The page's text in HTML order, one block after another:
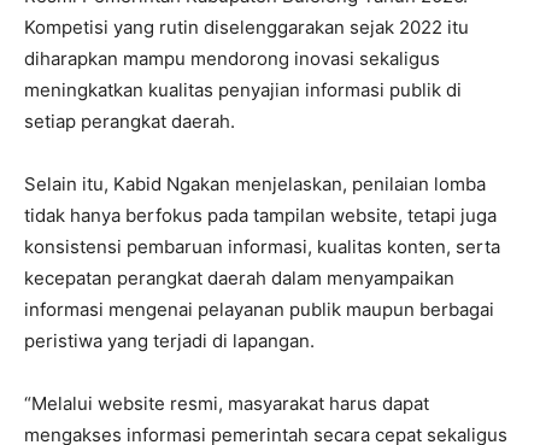
Kompetisi yang rutin diselenggarakan sejak 2022 itu
diharapkan mampu mendorong inovasi sekaligus
meningkatkan kualitas penyajian informasi publik di
setiap perangkat daerah.
Selain itu, Kabid Ngakan menjelaskan, penilaian lomba
tidak hanya berfokus pada tampilan website, tetapi juga
konsistensi pembaruan informasi, kualitas konten, serta
kecepatan perangkat daerah dalam menyampaikan
informasi mengenai pelayanan publik maupun berbagai
peristiwa yang terjadi di lapangan.
“Melalui website resmi, masyarakat harus dapat
mengakses informasi pemerintah secara cepat sekaligus